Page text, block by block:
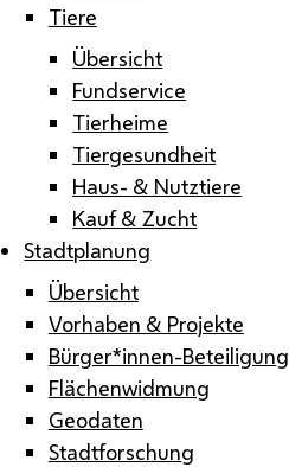
Tiere
Übersicht
Fundservice
Tierheime
Tiergesundheit
Haus- & Nutztiere
Kauf & Zucht
Stadtplanung
Übersicht
Vorhaben & Projekte
Bürger*innen-Beteiligung
Flächenwidmung
Geodaten
Stadtforschung